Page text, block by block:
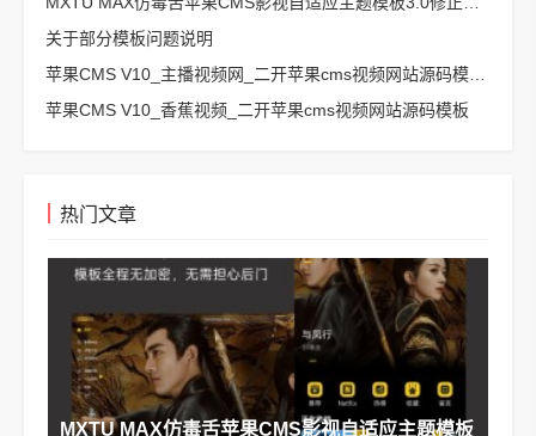
关于部分模板问题说明
苹果CMS V10_香蕉视频_二开苹果cms视频网站源码模板
热门文章
MXTU MAX仿毒舌苹果CMS影视自适应主题模板